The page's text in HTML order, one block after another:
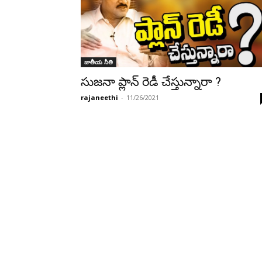
జాతీయ నీతి
సుజనా ప్లాన్ రెడీ చేస్తున్నారా ?
rajaneethi - 11/26/2021